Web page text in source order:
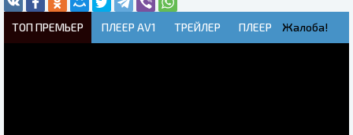
ТОП ПРЕМЬЕР ПЛЕЕР AV1 ТРЕЙЛЕР ПЛЕЕР Жалоба!